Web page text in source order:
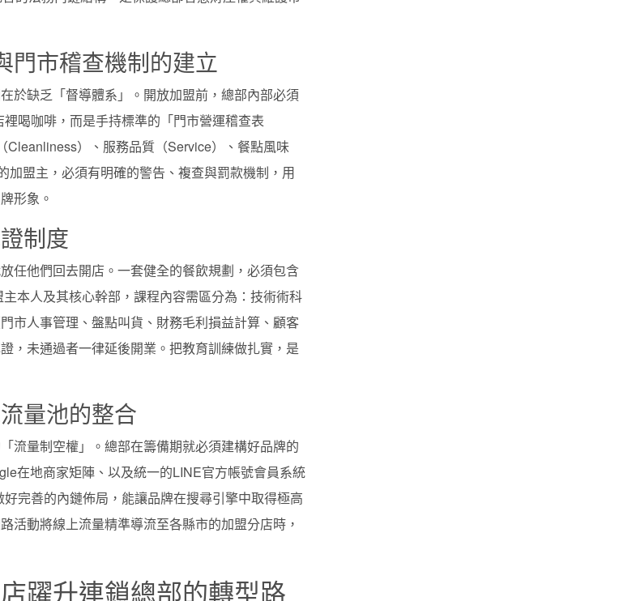
門市稽查機制的建立
於缺乏「督導體系」。開放加盟前，總部內部必須
喝咖啡，而是手持標準的「門市營運稽查表
Cleanliness）、服務品質（Service）、餐點風味
加盟主，必須有明確的警告、複查與罰款機制，用
形象。
制度
任他們回去開店。一套健全的餐飲規劃，必須包含
本人及其核心幹部，課程內容需區分為：技術術科
市人事管理、盤點叫貨、財務毛利損益計算、顧客
，未通過者一律延後開業。把教育訓練做扎實，是
量池的整合
流量制空權」。總部在籌備期就必須建構好品牌的
在地商家矩陣、以及統一的LINE官方帳號會員系統
完善的內鏈佈局，能讓品牌在搜尋引擎中取得極高
活動將線上流量精準導流至各縣市的加盟分店時，
躍升連鎖總部的轉型路